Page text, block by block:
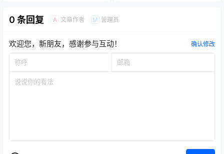
0 条回复 A 文章作者 M 管理员
欢迎您，新朋友，感谢参与互动！ 确认修改